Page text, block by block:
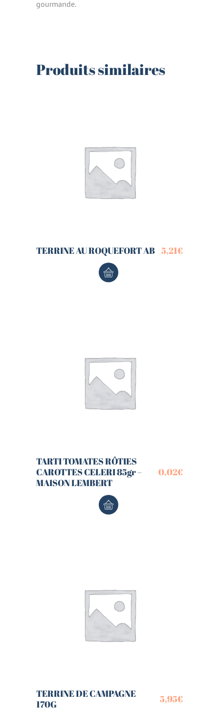
gourmande.
Produits similaires
TERRINE AU ROQUEFORT AB 5,21€
TARTI TOMATES RÔTIES
CAROTTES CELERI 85gr –
MAISON LEMBERT
0,02€
TERRINE DE CAMPAGNE
170G
5,95€